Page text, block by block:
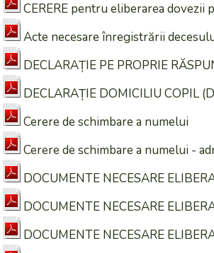
CERERE pentru eliberarea
Acte necesare înregistrării
DECLARAȚIE PE PROPRIE
DECLARAȚIE DOMICILIU COPIL
Cerere de schimbare a numelui
Cerere de schimbare a numelui -
DOCUMENTE NECESARE
DOCUMENTE NECESARE
DOCUMENTE NECESARE